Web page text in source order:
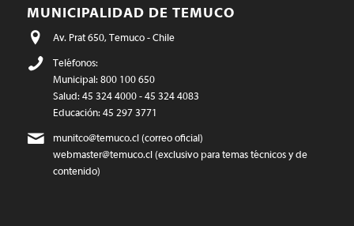
MUNICIPALIDAD DE TEMUCO
Av. Prat 650, Temuco - Chile
Teléfonos:
Municipal: 800 100 650
Salud: 45 324 4000 - 45 324 4083
Educación: 45 297 3771
munitco@temuco.cl(correo oficial)
webmaster@temuco.cl(exclusivo para temas técnicos y de
contenido)